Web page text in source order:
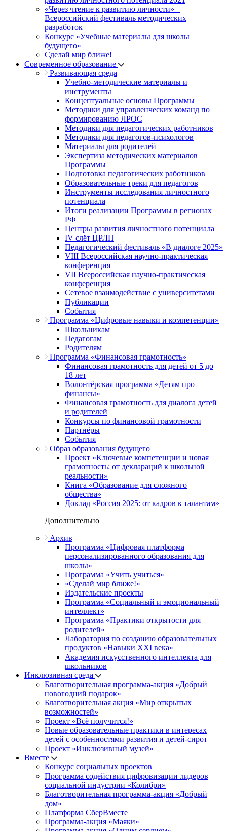
«Через чтение к развитию личности» –
Всероссийский фестиваль методических
разработок
Конкурс «Учебные материалы для школы
будущего»
Сделай мир ближе!
Современное образование
Развивающая среда
Учебно-методические материалы и
инструменты
Концептуальные основы Программы
Методики для управленческих команд по
формированию ЛРОС
Методики для педагогических работников
Методики для педагогов-психологов
Материалы для родителей
Экспертиза методических материалов
Программы
Подготовка педагогических работников
Образовательные треки для педагогов
Инструменты исследования личностного
потенциала
Итоги реализации Программы в регионах
РФ
Центры развития личностного потенциала
IV слёт ЦРЛП
Педагогический фестиваль «В диалоге 2025»
VIII Всероссийская научно-практическая
конференция
VII Всероссийская научно-практическая
конференция
Сетевое взаимодействие с университетами
Публикации
События
Программа «Цифровые навыки и компетенции»
Школьникам
Педагогам
Родителям
Программа «Финансовая грамотность»
Финансовая грамотность для детей от 5 до
18 лет
Волонтёрская программа «Детям про
финансы»
Финансовая грамотность для диалога детей
и родителей
Конкурсы по финансовой грамотности
Партнёры
События
Образ образования будущего
Проект «Ключевые компетенции и новая
грамотность: от деклараций к школьной
реальности»
Книга «Образование для сложного
общества»
Доклад «Россия 2025: от кадров к талантам»
Дополнительно
Архив
Программа «Цифровая платформа
персонализированного образования для
школы»
Программа «Учить учиться»
«Сделай мир ближе!»
Издательские проекты
Программа «Социальный и эмоциональный
интеллект»
Программа «Практики открытости для
родителей»
Лаборатория по созданию образовательных
продуктов «Навыки XXI века»
Академия искусственного интеллекта для
школьников
Инклюзивная среда
Благотворительная программа-акция «Добрый
новогодний подарок»
Благотворительная акция «Мир открытых
возможностей»
Проект «Всё получится!»
Новые образовательные практики в интересах
детей с особенностями развития и детей-сирот
Проект «Инклюзивный музей»
Вместе
Конкурс социальных проектов
Программа содействия цифровизации лидеров
социальной индустрии «Колибри»
Благотворительная программа-акция «Добрый
дом»
Платформа СберВместе
Программа-акция «Маяки»